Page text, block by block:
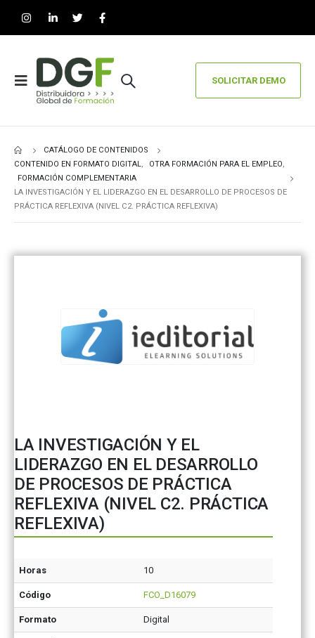
SOLICITAR DEMO
CATÁLOGO DE CONTENIDOS
CONTENIDO EN FORMATO DIGITAL, OTRA FORMACIÓN PARA EL EMPLEO,
FORMACIÓN COMPLEMENTARIA
LA INVESTIGACIÓN Y EL LIDERAZGO EN EL DESARROLLO DE PROCESOS DE
PRÁCTICA REFLEXIVA (NIVEL C2. PRÁCTICA REFLEXIVA)
LA INVESTIGACIÓN Y EL
LIDERAZGO EN EL DESARROLLO
DE PROCESOS DE PRÁCTICA
REFLEXIVA (NIVEL C2. PRÁCTICA
REFLEXIVA)
Horas 10
Código FCO_D16079
Formato Digital